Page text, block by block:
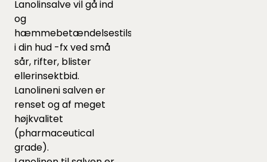
Lanolinsalve vil gå ind
og
hæmmebetændelsestilstande
i din hud -fx ved små
sår, rifter, blister
ellerinsektbid.
Lanolineni salven er
renset og af meget
højkvalitet
(pharmaceutical
grade).